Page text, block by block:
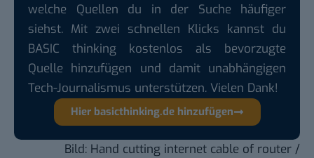
welche Quellen du in der Suche häufiger
siehst. Mit zwei schnellen Klicks kannst du
BASIC thinking kostenlos als bevorzugte
Quelle hinzufügen und damit unabhängigen
Tech-Journalismus unterstützen. Vielen Dank!
Hier basicthinking.de hinzufügen
Bild: Hand cutting internet cable of router /